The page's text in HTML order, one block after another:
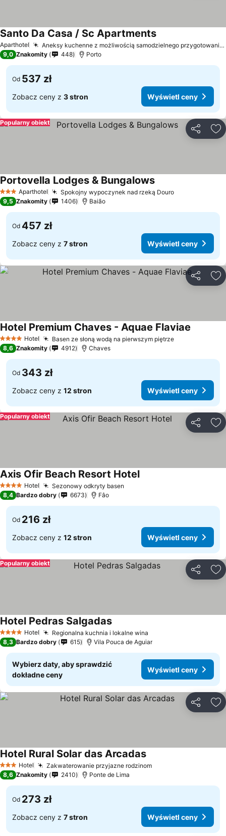
Aparthotel Aneksy kuchenne z możliwością samodzielnego przygotowania posiłków
Santo Da Casa / Sc ApartmentsWyświetl ceny
9,0 Znakomity 448 Porto
Od 537 zł
Zobacz ceny z 3 stron Wyświetl ceny
Popularny obiekt
3 KategoriaAparthotel Spokojny wypoczynek nad rzeką DouroWyświetl
Portovella Lodges & BungalowsWyświetl ceny
9,5 Znakomity 1406 Baião
Od 457 zł
Zobacz ceny z 7 stron Wyświetl ceny
4 KategoriaHotel Basen ze słoną wodą na pierwszym piętrzeWyświetl
Hotel Premium Chaves - Aquae Flaviae
8,6 Znakomity 4912 Chaves
Od 343 zł
Zobacz ceny z 12 stron Wyświetl ceny
Popularny obiekt
4 KategoriaHotel Sezonowy odkryty basen
Axis Ofir Beach Resort HotelWyświetl ceny
8,4 Bardzo dobry 6673 Fâo
Od 216 zł
Zobacz ceny z 12 stron Wyświetl ceny
Popularny obiekt
4 KategoriaHotel Regionalna kuchnia i lokalne wina
Hotel Pedras SalgadasWyświetl ceny
8,3 Bardzo dobry 615 Vila Pouca de Aguiar
Wybierz daty, aby sprawdzić
dokładne ceny
Wyświetl ceny
3 Kategoria
Hotel Zakwaterowanie przyjazne rodzinomWyświetl ceny
Hotel Rural Solar das ArcadasWyświetl ceny
8,6 Znakomity 2410 Ponte de Lima
Od 273 zł
Zobacz ceny z 7 stron Wyświetl ceny